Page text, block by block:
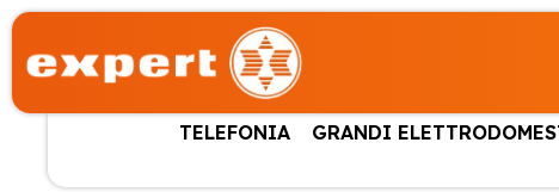
TELEFONIA GRANDI